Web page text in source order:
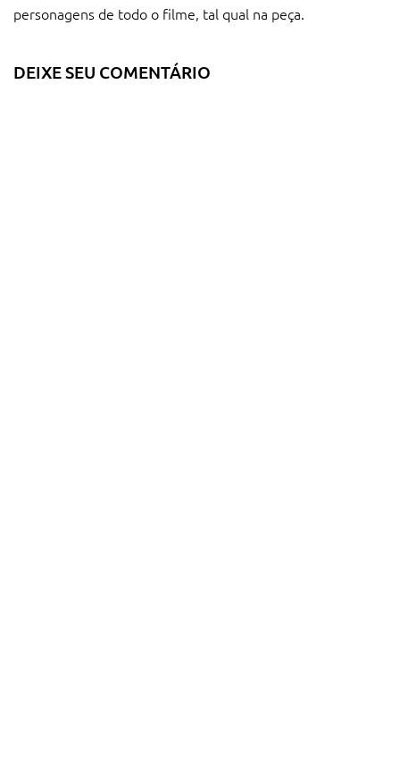
personagens de todo o filme, tal qual na peça.
DEIXE SEU COMENTÁRIO